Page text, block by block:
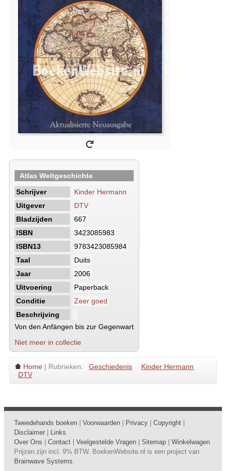
Atlas Weltgeschichte
Schrijver
Kinder Hermann
Uitgever
DTV
Bladzijden
667
ISBN
3423085983
ISBN13
9783423085984
Taal
Duits
Jaar
2006
Uitvoering
Paperback
Conditie
Zeer goed
Beschrijving
Von den Anfängen bis zur Gegenwart
Niet meer in collectie
Home | Rubrieken: Geschiedenis
Kinder Hermann
DTV
Tweedehands boeken Voorwaarden Privacy Copyright
Disclaimer
Links
Over Ons
Contact Veelgestelde Vragen Sitemap
Winkelwagen
Prijzen zijn incl. 9% BTW. BoekenWebsite.nl is een project van
Brainwave Systems.